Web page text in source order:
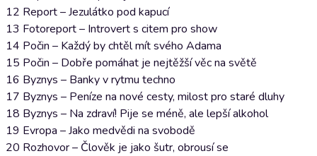
12 Report – Jezulátko pod kapucí
13 Fotoreport – Introvert s citem pro show
14 Počin – Každý by chtěl mít svého Adama
15 Počin – Dobře pomáhat je nejtěžší věc na světě
16 Byznys – Banky v rytmu techno
17 Byznys – Peníze na nové cesty, milost pro staré dluhy
18 Byznys – Na zdraví! Pije se méně, ale lepší alkohol
19 Evropa – Jako medvědi na svobodě
20 Rozhovor – Člověk je jako šutr, obrousí se